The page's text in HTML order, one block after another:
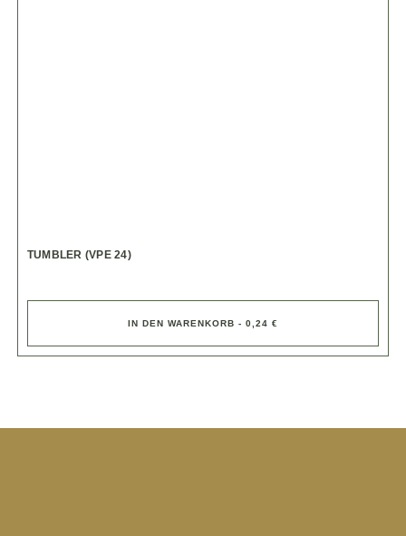
TUMBLER (VPE 24)
IN DEN WARENKORB - 0,24 €